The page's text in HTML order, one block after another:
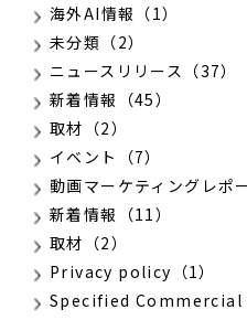
海外AI情報（1）
未分類（2）
ニュースリリース（37）
新着情報（45）
取材（2）
イベント（7）
動画マーケティングレポ
新着情報（11）
取材（2）
Privacy policy（1）
Specified Commercial